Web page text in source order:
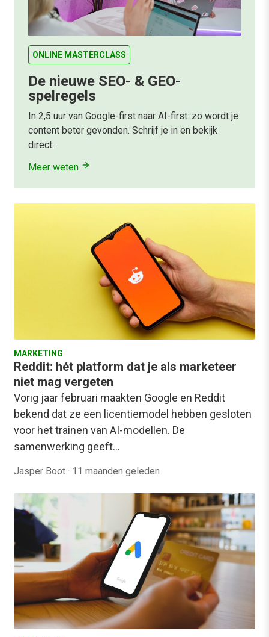
ONLINE MASTERCLASS
De nieuwe SEO- & GEO-
spelregels
In 2,5 uur van Google-first naar AI-first: zo wordt je
content beter gevonden. Schrijf je in en bekijk
direct.
Meer weten
MARKETING
Reddit: hét platform dat je als marketeer
niet mag vergeten
Vorig jaar februari maakten Google en Reddit
bekend dat ze een licentiemodel hebben gesloten
voor het trainen van AI-modellen. De
samenwerking geeft…
Jasper Boot · 11 maanden geleden